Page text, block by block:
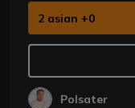
2 asian +0
Polsater